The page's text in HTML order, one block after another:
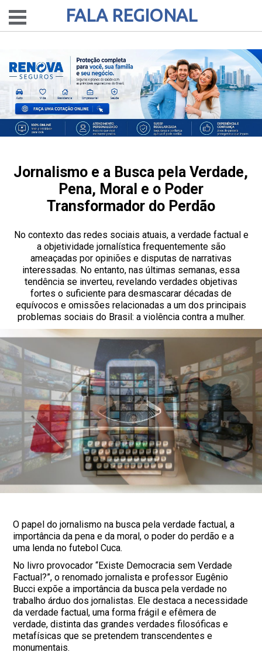
FALA REGIONAL
Jornalismo e a Busca pela Verdade,
Pena, Moral e o Poder
Transformador do Perdão
No contexto das redes sociais atuais, a verdade factual e
a objetividade jornalística frequentemente são
ameaçadas por opiniões e disputas de narrativas
interessadas. No entanto, nas últimas semanas, essa
tendência se inverteu, revelando verdades objetivas
fortes o suficiente para desmascarar décadas de
equívocos e omissões relacionadas a um dos principais
problemas sociais do Brasil: a violência contra a mulher.
O papel do jornalismo na busca pela verdade factual, a
importância da pena e da moral, o poder do perdão e a
uma lenda no futebol Cuca.
No livro provocador “Existe Democracia sem Verdade
Factual?”, o renomado jornalista e professor Eugênio
Bucci expõe a importância da busca pela verdade no
trabalho árduo dos jornalistas. Ele destaca a necessidade
da verdade factual, uma forma frágil e efêmera de
verdade, distinta das grandes verdades filosóficas e
metafísicas que se pretendem transcendentes e
monumentais.